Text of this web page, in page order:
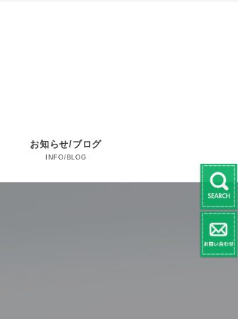
お知らせ/ブログ
INFO/BLOG